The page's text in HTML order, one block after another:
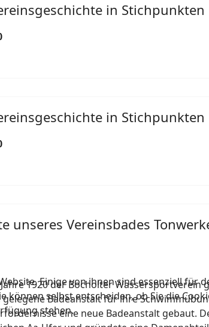
in Stichpunkten
in Stichpunkten
unseres Vereinsbades
1920 der Bocholter
Badeanstalt für ihre
eine neue Badeanstalt gebaut.
Einige von ihnen sind essenziell
können selbst entscheiden, ob Sie die
stehen.